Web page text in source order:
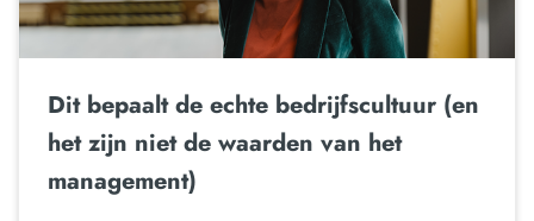
Dit bepaalt de echte bedrijfscultuur (en
het zijn niet de waarden van het
management)